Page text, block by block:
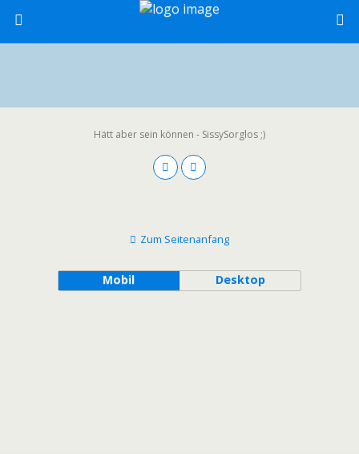
Hätt aber sein können - SissySorglos ;)
Zum Seitenanfang
Mobil Desktop